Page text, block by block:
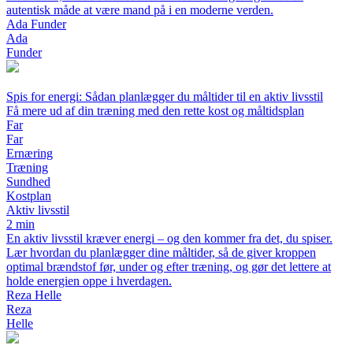
autentisk måde at være mand på i en moderne verden.
Ada Funder
Ada
Funder
Spis for energi: Sådan planlægger du måltider til en aktiv livsstil
Få mere ud af din træning med den rette kost og måltidsplan
Far
Far
Ernæring
Træning
Sundhed
Kostplan
Aktiv livsstil
2 min
En aktiv livsstil kræver energi – og den kommer fra det, du spiser.
Lær hvordan du planlægger dine måltider, så de giver kroppen
optimal brændstof før, under og efter træning, og gør det lettere at
holde energien oppe i hverdagen.
Reza Helle
Reza
Helle